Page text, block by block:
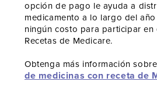
opción de pago le ayuda a
medicamento a lo largo del
ningún costo para participar en
Recetas de Medicare.
Obtenga más información
de medicinas con receta de